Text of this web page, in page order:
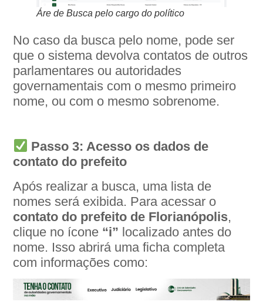
Áre de Busca pelo cargo do político
No caso da busca pelo nome, pode ser
que o sistema devolva contatos de outros
parlamentares ou autoridades
governamentais com o mesmo primeiro
nome, ou com o mesmo sobrenome.
Passo 3: Acesso os dados de
contato do prefeito
Após realizar a busca, uma lista de
nomes será exibida. Para acessar o
contato do prefeito de Florianópolis,
clique no ícone “i” localizado antes do
nome. Isso abrirá uma ficha completa
com informações como: